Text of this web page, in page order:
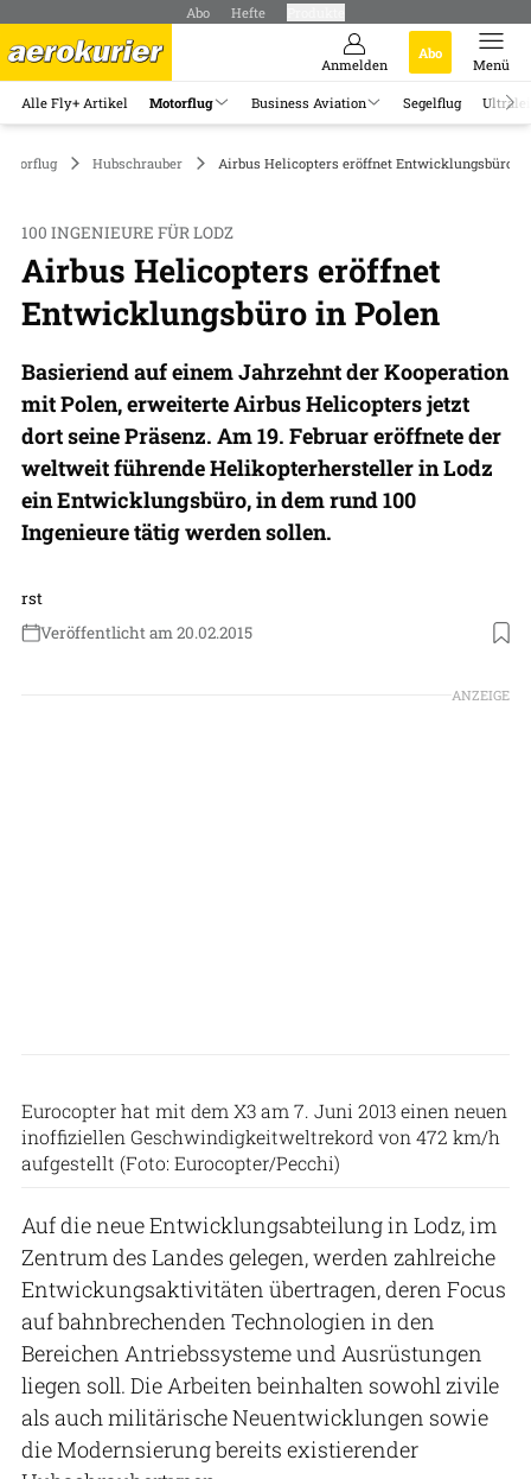
Abo Hefte
Anmelden
Abo
Menü
Alle Fly+ Artikel Motorflug Business Aviation Segelflug
Hubschrauber Airbus Helicopters eröffnet Entwicklungsbüro in
100 INGENIEURE FÜR LODZ
Airbus Helicopters eröffnet
Entwicklungsbüro in Polen
Basieriend auf einem Jahrzehnt der Kooperation
mit Polen, erweiterte Airbus Helicopters jetzt
dort seine Präsenz. Am 19. Februar eröffnete der
weltweit führende Helikopterhersteller in Lodz
ein Entwicklungsbüro, in dem rund 100
Ingenieure tätig werden sollen.
rst
Veröffentlicht am 20.02.2015
ANZEIGE
Eurocopter hat mit dem X3 am 7. Juni 2013 einen neuen
inoffiziellen Geschwindigkeitweltrekord von 472 km/h
aufgestellt (Foto: Eurocopter/Pecchi)
Auf die neue Entwicklungsabteilung in Lodz, im
Zentrum des Landes gelegen, werden zahlreiche
Entwickungsaktivitäten übertragen, deren Focus
auf bahnbrechenden Technologien in den
Bereichen Antriebssysteme und Ausrüstungen
liegen soll. Die Arbeiten beinhalten sowohl zivile
als auch militärische Neuentwicklungen sowie
die Modernsierung bereits existierender